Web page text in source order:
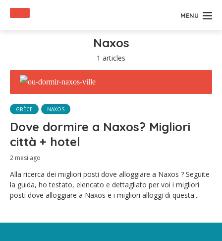
MENU
Naxos
1 articles
GRÈCE NAXOS
Dove dormire a Naxos? Migliori
città + hotel
2 mesi ago
Alla ricerca dei migliori posti dove alloggiare a Naxos ? Seguite
la guida, ho testato, elencato e dettagliato per voi i migliori
posti dove alloggiare a Naxos e i migliori alloggi di questa...